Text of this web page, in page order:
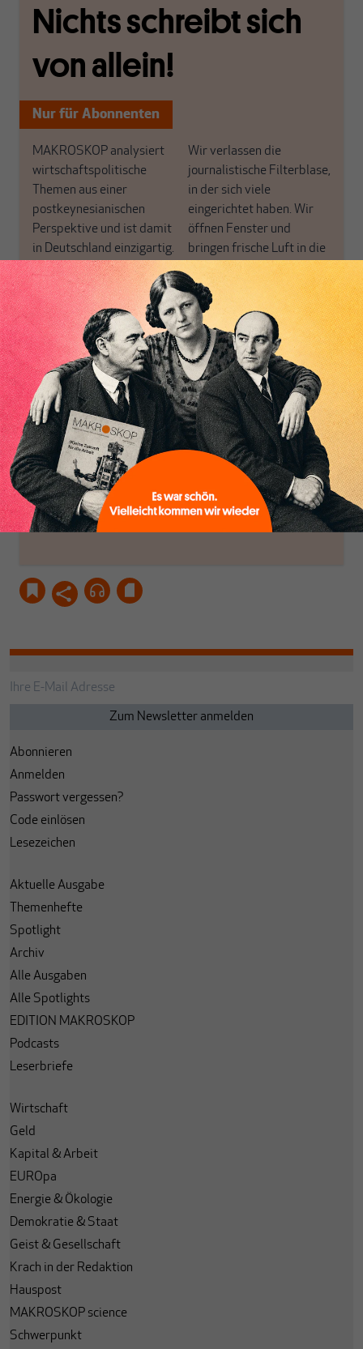
Nichts schreibt sich
von allein!
Nur für Abonnenten
MAKROSKOP analysiert
wirtschaftspolitische
Themen aus einer
postkeynesianischen
Perspektive und ist damit
in Deutschland einzigartig.
MAKROSKOP steht für
das große Ganze. Wir
haben einen Blick auf
Geld, Wirtschaft und
Politik, den Sie so
woanders nicht finden.
Dabei leben wir von
unseren Autoren, ihren
Recherchen, ihrem Wissen
und ihrem Enthusiasmus.
Gemeinsam scheren wir
aus den schmaler
werdenden Leitplanken
des Denkens aus.
Wir verlassen die
journalistische Filterblase,
in der sich viele
eingerichtet haben. Wir
öffnen Fenster und
bringen frische Luft in die
engen und verstaubten
Debattenräume.
Brauchen Sie auch frische
Luft? Dann folgen Sie
einfach dem Button.
ABONNIEREN SIE
MAKROSKOP
Schon Abonnent? Dann
hier
einloggen!
Abonnieren
Anmelden
Passwort vergessen?
Code einlösen
Lesezeichen
Aktuelle Ausgabe
Themenhefte
Spotlight
Archiv
Alle Ausgaben
Alle Spotlights
EDITION MAKROSKOP
Podcasts
Leserbriefe
Wirtschaft
Geld
Kapital & Arbeit
EUROpa
Energie & Ökologie
Demokratie & Staat
Geist & Gesellschaft
Krach in der Redaktion
Hauspost
MAKROSKOP science
Schwerpunkt